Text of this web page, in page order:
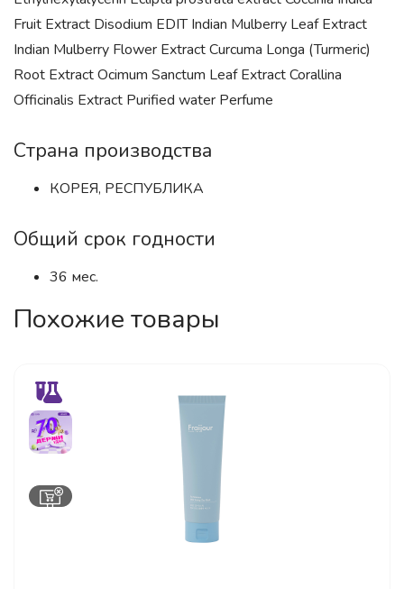
Fruit Extract Disodium EDIT Indian Mulberry Leaf Extract
Indian Mulberry Flower Extract Curcuma Longa (Turmeric)
Root Extract Ocimum Sanctum Leaf Extract Corallina
Officinalis Extract Purified water Perfume
Страна производства
КОРЕЯ, РЕСПУБЛИКА
Общий срок годности
36 мес.
Похожие товары